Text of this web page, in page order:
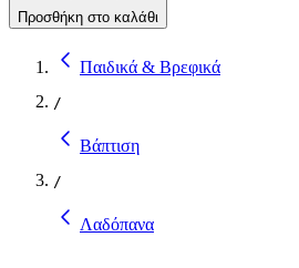
Προσθήκη στο καλάθι
Παιδικά & Βρεφικά
/
Βάπτιση
/
Λαδόπανα